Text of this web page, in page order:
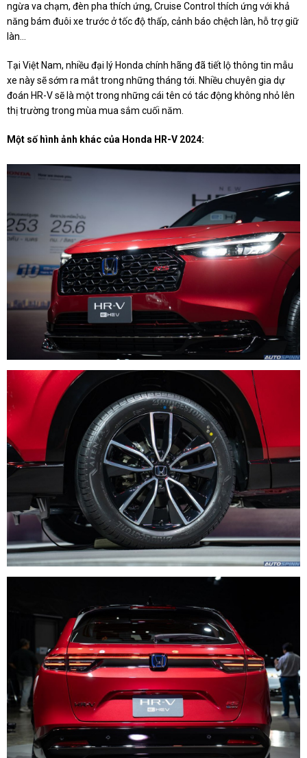
ngừa va chạm, đèn pha thích ứng, Cruise Control thích ứng với khả
năng bám đuôi xe trước ở tốc độ thấp, cảnh báo chệch làn, hỗ trợ giữ
làn...
Tại Việt Nam, nhiều đại lý Honda chính hãng đã tiết lộ thông tin mẫu
xe này sẽ sớm ra mắt trong những tháng tới. Nhiều chuyên gia dự
đoán HR-V sẽ là một trong những cái tên có tác động không nhỏ lên
thị trường trong mùa mua sắm cuối năm.
Một số hình ảnh khác của Honda HR-V 2024: